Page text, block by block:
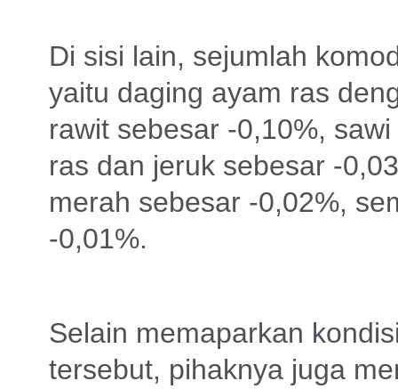
Di sisi lain, sejumlah
yaitu daging ayam ras
rawit sebesar -0,10%,
ras dan jeruk sebesar -
merah sebesar -0,02%,
-0,01%.
Selain memaparkan
tersebut, pihaknya juga